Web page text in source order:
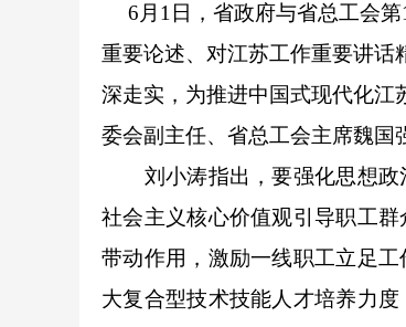
6月1日，省政府与省总工会
重要论述、对江苏工作重要讲话
深走实，为推进中国式现代化江
委会副主任、省总工会主席魏国
刘小涛指出，要强化思想政
社会主义核心价值观引导职工
带动作用，激励一线职工立足
大复合型技术技能人才培养力